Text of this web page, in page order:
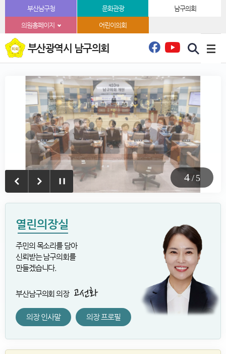
본문바로가기부산남구청 문화관광 남구의회
의원홈페이지 어린이의회
부산광역시 남구의회
5/5
열린의장실
주민의 목소리를 담아
신뢰받는 남구의회를
만들겠습니다.
부산남구의회 의장
의장 인사말 의장 프로필